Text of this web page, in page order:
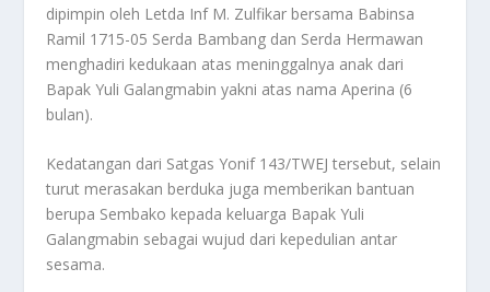
dipimpin oleh Letda Inf M. Zulfikar bersama Babinsa
Ramil 1715-05 Serda Bambang dan Serda Hermawan
menghadiri kedukaan atas meninggalnya anak dari
Bapak Yuli Galangmabin yakni atas nama Aperina (6
bulan).
Kedatangan dari Satgas Yonif 143/TWEJ tersebut, selain
turut merasakan berduka juga memberikan bantuan
berupa Sembako kepada keluarga Bapak Yuli
Galangmabin sebagai wujud dari kepedulian antar
sesama.